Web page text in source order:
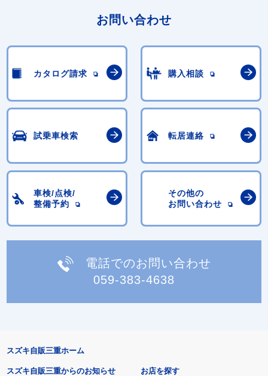
お問い合わせ
カタログ請求 購入相談
試乗車検索 転居連絡
車検/点検/
整備予約
その他の
お問い合わせ
電話でのお問い合わせ
059-383-4638
スズキ自販三重ホーム
スズキ自販三重からのお知らせ お店を探す